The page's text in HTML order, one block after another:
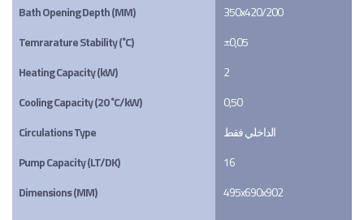
Bath Opening Depth (MM)
Temrarature Stability (˚C)
Heating Capacity (kW)
Cooling Capacity (20 ˚C/kW)
Circulations Type
Pump Capacity (LT/DK)
Dimensions (MM)
350x420/200
±0,05
2
0,50
الداخلي فقط
16
495x690x902